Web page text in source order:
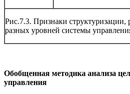
Рис.7.3. Признаки структуризации,
разных уровней системы
Обобщенная методика анализа
управления